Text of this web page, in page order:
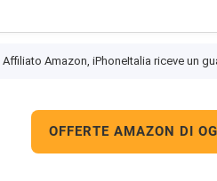
Affiliato Amazon, iPhoneItalia riceve un
OFFERTE AMAZON DI